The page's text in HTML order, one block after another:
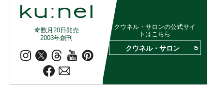
奇数月20日発売
2003年創刊
クウネル・サロンの公式サイ
トはこちら
クウネル・サロン